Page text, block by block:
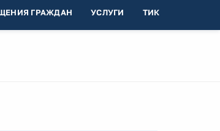
ГРАЖДАН УСЛУГИ ТИК